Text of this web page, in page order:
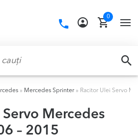
Call
0
» Mercedes Sprinter» Racitor Ulei Servo
Mercedes
– 2015